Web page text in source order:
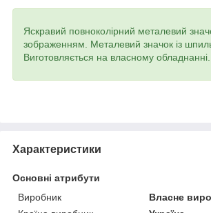
Яскравий повноколірний металевий
зображенням. Металевий значок із
Виготовляється на власному обладнанні.
Характеристики
Основні атрибути
Виробник
Власне